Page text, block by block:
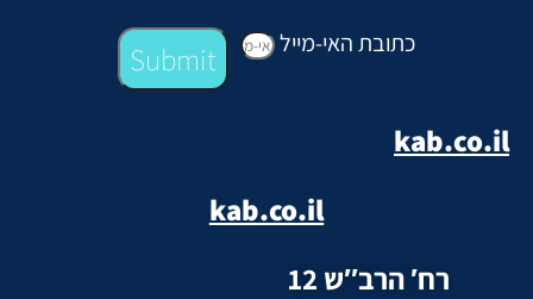
כתובת האי-מייל
Submit
kab.co.il
kab.co.il
רח′ הרב″ש 12